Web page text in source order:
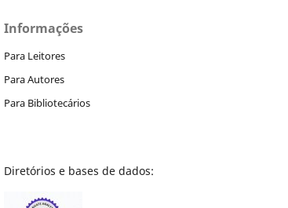
Informações
Para Leitores
Para Autores
Para Bibliotecários
Diretórios e bases de dados: